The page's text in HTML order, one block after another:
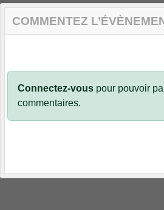
COMMENTEZ
Connectez-vous pour pouvoir
commentaires.